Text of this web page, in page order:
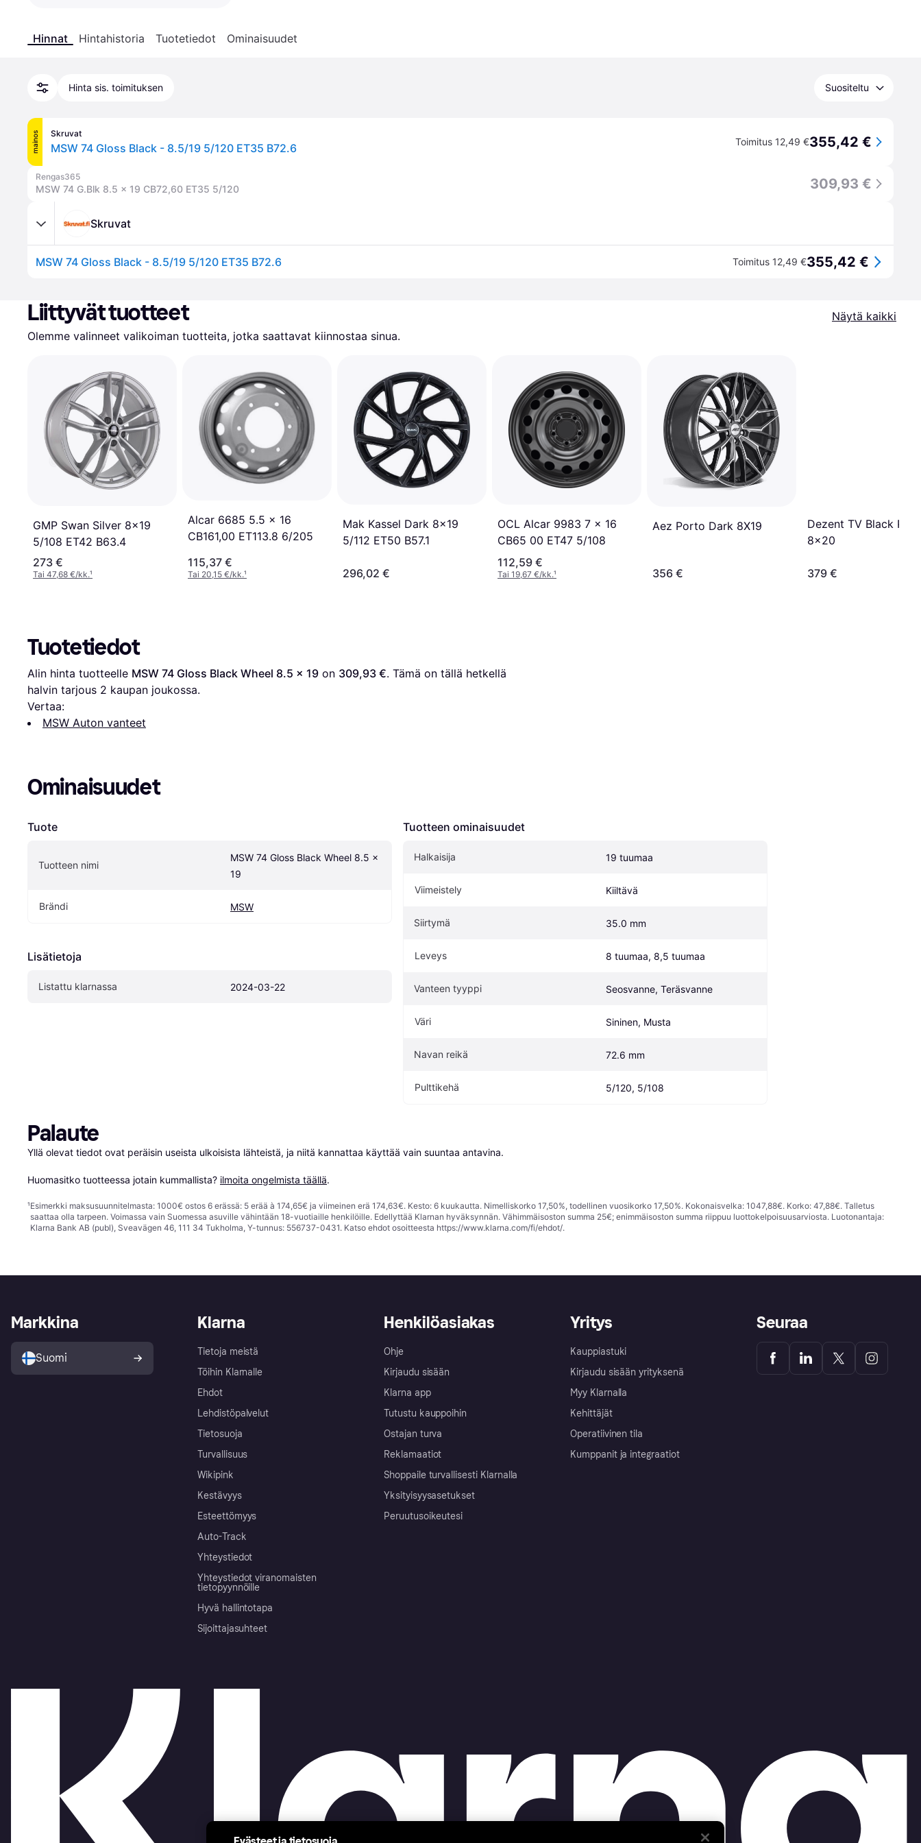
Hinnat Hintahistoria Tuotetiedot Ominaisuudet
Hinta sis. toimituksen Suositeltu
mainos Skruvat
MSW 74 Gloss Black - 8.5/19 5/120 ET35 B72.6 Toimitus 12,49 €355,42 €
Rengas365
MSW 74 G.Blk 8.5 x 19 CB72,60 ET35 5/120 309,93 €
Skruvat
MSW 74 Gloss Black - 8.5/19 5/120 ET35 B72.6 Toimitus 12,49 €355,42 €
Liittyvät tuotteet
Näytä kaikki
Olemme valinneet valikoiman tuotteita, jotka saattavat kiinnostaa sinua.
GMP Swan Silver 8x19
5/108 ET42 B63.4
273 €
Tai 47,68 €/kk.¹
Alcar 6685 5.5 x 16
CB161,00 ET113.8 6/205
115,37 €
Tai 20,15 €/kk.¹
Mak Kassel Dark 8x19
5/112 ET50 B57.1
296,02 €
OCL Alcar 9983 7 x 16
CB65 00 ET47 5/108
112,59 €
Tai 19,67 €/kk.¹
Aez Porto Dark 8X19
356 €
Dezent TV Black
8x20
379 €
Tuotetiedot
Alin hinta tuotteelle MSW 74 Gloss Black Wheel 8.5 x 19 on 309,93 €. Tämä on tällä hetkellä
halvin tarjous 2 kaupan joukossa.
Vertaa:
MSW Auton vanteet
Ominaisuudet
Tuote
Tuotteen nimi
MSW 74 Gloss Black Wheel 8.5 x
19
Brändi MSW
Lisätietoja
Listattu klarnassa 2024-03-22
Tuotteen ominaisuudet
Halkaisija 19 tuumaa
Viimeistely Kiiltävä
Siirtymä 35.0 mm
Leveys 8 tuumaa, 8,5 tuumaa
Vanteen tyyppi Seosvanne, Teräsvanne
Väri Sininen, Musta
Navan reikä 72.6 mm
Pulttikehä 5/120, 5/108
Palaute
Yllä olevat tiedot ovat peräisin useista ulkoisista lähteistä, ja niitä kannattaa käyttää vain suuntaa antavina.
Huomasitko tuotteessa jotain kummallista? ilmoita ongelmista täällä.
¹Esimerkki maksusuunnitelmasta: 1000€ ostos 6 erässä: 5 erää à 174,65€ ja viimeinen erä 174,63€. Kesto: 6 kuukautta. Nimelliskorko 17,50%, todellinen vuosikorko 17,50%. Kokonaisvelka: 1047,88€. Korko: 47,88€. Talletus
saattaa olla tarpeen. Voimassa vain Suomessa asuville vähintään 18-vuotiaille henkilöille. Edellyttää Klarnan hyväksynnän. Vähimmäisoston summa 25€; enimmäisoston summa riippuu luottokelpoisuusarviosta. Luotonantaja:
Klarna Bank AB (publ), Sveavägen 46, 111 34 Tukholma, Y-tunnus: 556737-0431. Katso ehdot osoitteesta https://www.klarna.com/fi/ehdot/.
Klarna
Tietoja meistä
Töihin Klarnalle
Ehdot
Lehdistöpalvelut
Tietosuoja
Turvallisuus
Wikipink
Kestävyys
Esteettömyys
Auto-Track
Yhteystiedot
Yhteystiedot viranomaisten
tietopyynnöille
Hyvä hallintotapa
Sijoittajasuhteet
Henkilöasiakas
Ohje
Kirjaudu sisään
Klarna app
Tutustu kauppoihin
Ostajan turva
Reklamaatiot
Shoppaile turvallisesti Klarnalla
Yksityisyysasetukset
Peruutusoikeutesi
Yritys
Kauppiastuki
Kirjaudu sisään yrityksenä
Myy Klarnalla
Kehittäjät
Operatiivinen tila
Kumppanit ja integraatiot
Markkina
Suomi
Seuraa